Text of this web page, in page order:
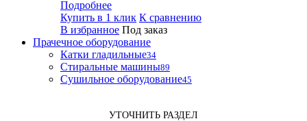
Подробнее
Купить в 1 клик К сравнению
В избранное Под заказ
Прачечное оборудование
Катки гладильные34
Стиральные машины89
Сушильное оборудование45
УТОЧНИТЬ РАЗДЕЛ